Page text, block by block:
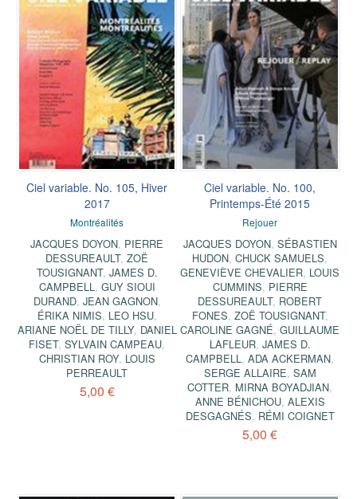
Ciel variable. No. 105, Hiver
2017
Montréalités
JACQUES DOYON, PIERRE
DESSUREAULT,ZOË
TOUSIGNANT, JAMES D.
CAMPBELL, GUY SIOUI
DURAND, JEAN GAGNON,
ÉRIKA NIMIS, LEO HSU,
ARIANE NOËL DE TILLY, DANIEL
FISET,SYLVAIN CAMPEAU,
CHRISTIAN ROY, LOUIS
PERREAULT
5,00 €
Ciel variable. No. 100,
Printemps-Été 2015
Rejouer
JACQUES DOYON, SÉBASTIEN
HUDON,CHUCK SAMUELS,
GENEVIÈVE CHEVALIER, LOUIS
CUMMINS, PIERRE
DESSUREAULT, ROBERT
FONES, ZOË TOUSIGNANT,
CAROLINE GAGNÉ,GUILLAUME
LAFLEUR, JAMES D.
CAMPBELL,ADA ACKERMAN,
SERGE ALLAIRE, SAM
COTTER, MIRNA BOYADJIAN,
ANNE BÉNICHOU, ALEXIS
DESGAGNÉS, RÉMI COIGNET
5,00 €